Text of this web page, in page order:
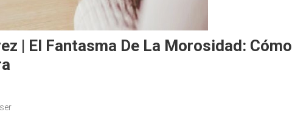
| El Fantasma De La Morosidad: Cómo